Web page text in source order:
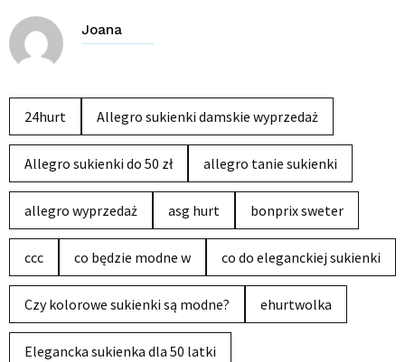
Joana
24hurt Allegro sukienki damskie wyprzedaż
Allegro sukienki do 50 zł allegro tanie sukienki
allegro wyprzedaż asg hurt bonprix sweter
ccc co będzie modne w co do eleganckiej sukienki
Czy kolorowe sukienki są modne? ehurtwolka
Elegancka sukienka dla 50 latki